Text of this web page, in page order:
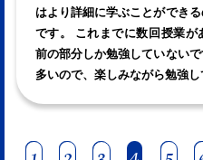
はより詳細に学ぶことができ
です。 これまでに数回授業が
前の部分しか勉強していない
多いので、楽しみながら勉強し